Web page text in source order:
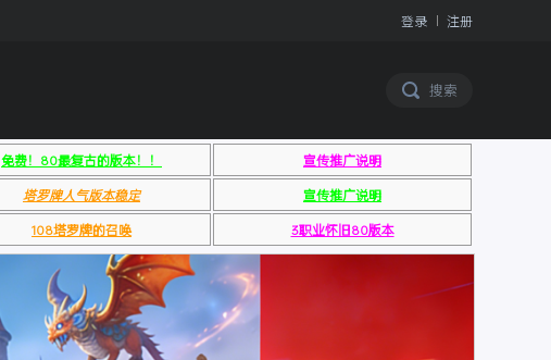
登录 注册
搜索
免费！80最复古的版本！！
宣传推广说明
塔罗牌人气版本稳定
宣传推广说明
108塔罗牌的召唤 3职业怀旧80版本